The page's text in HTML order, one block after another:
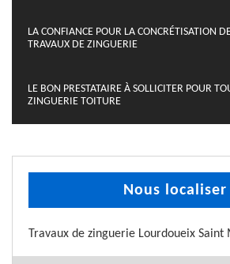
LA CONFIANCE POUR LA CONCRÉTISATION
TRAVAUX DE ZINGUERIE
LE BON PRESTATAIRE À SOLLICITER POUR
ZINGUERIE TOITURE
Nous localiser
Travaux de zinguerie Lourdoueix Saint